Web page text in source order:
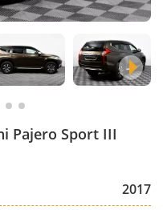
Pajero Sport III
2017